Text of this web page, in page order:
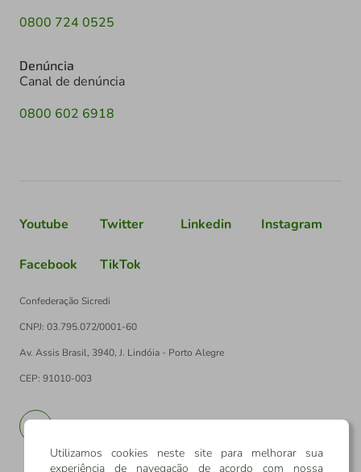
0800 724 0525
Denúncia
Canal de denúncia
0800 602 6918
Youtube Twitter Linkedin Instagram
Facebook TikTok
Confederação Sicredi
CNPJ: 03.795.072/0001-60
Av. Assis Brasil, 3940, J. Lindóia - Porto Alegre
CEP: 91010-003
Utilizamos cookies neste site para melhorar sua
experiência de navegação de acordo com nossa